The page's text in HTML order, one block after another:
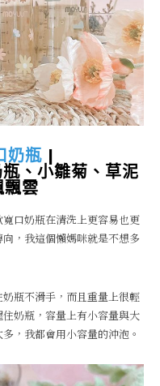
奶瓶|
、小雛菊、草泥
飄雲
寬口奶瓶在清洗上更容易也更
，我這個懶媽咪就是不想多
瓶不滑手，而且重量上很輕
奶瓶，容量上有小容量與大
，我都會用小容量的沖泡。